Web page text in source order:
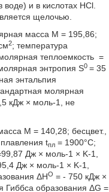
воде) и в кислотах HCl.
щелочью.
масса М = 195,86;
2; температура
теплоемкость =
энтропия S0 = 35
энтальпия
молярная
кДж × моль-1, не
М = 140,28; бесцвет.,
tпл= 1900°С;
Дж × моль-1 × K-1,
Дж × моль-1 × K-1,
ΔНO = - 750 кДж ×
Гиббса образования ΔG =